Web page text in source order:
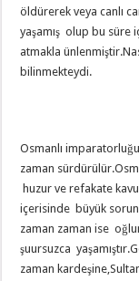
öldürerek veya canlı
yaşamış olup bu süre
atmakla
bilinmekteydi.
Osmanlı
zaman
huzur ve refakate
içerisinde büyük
zaman zaman ise
şuursuzca
zaman